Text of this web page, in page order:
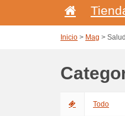
Inicio > Mag >
Todo